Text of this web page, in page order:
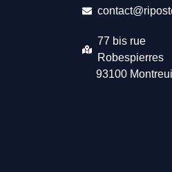
77 bis rue
Robespierres
93100 Montreuil